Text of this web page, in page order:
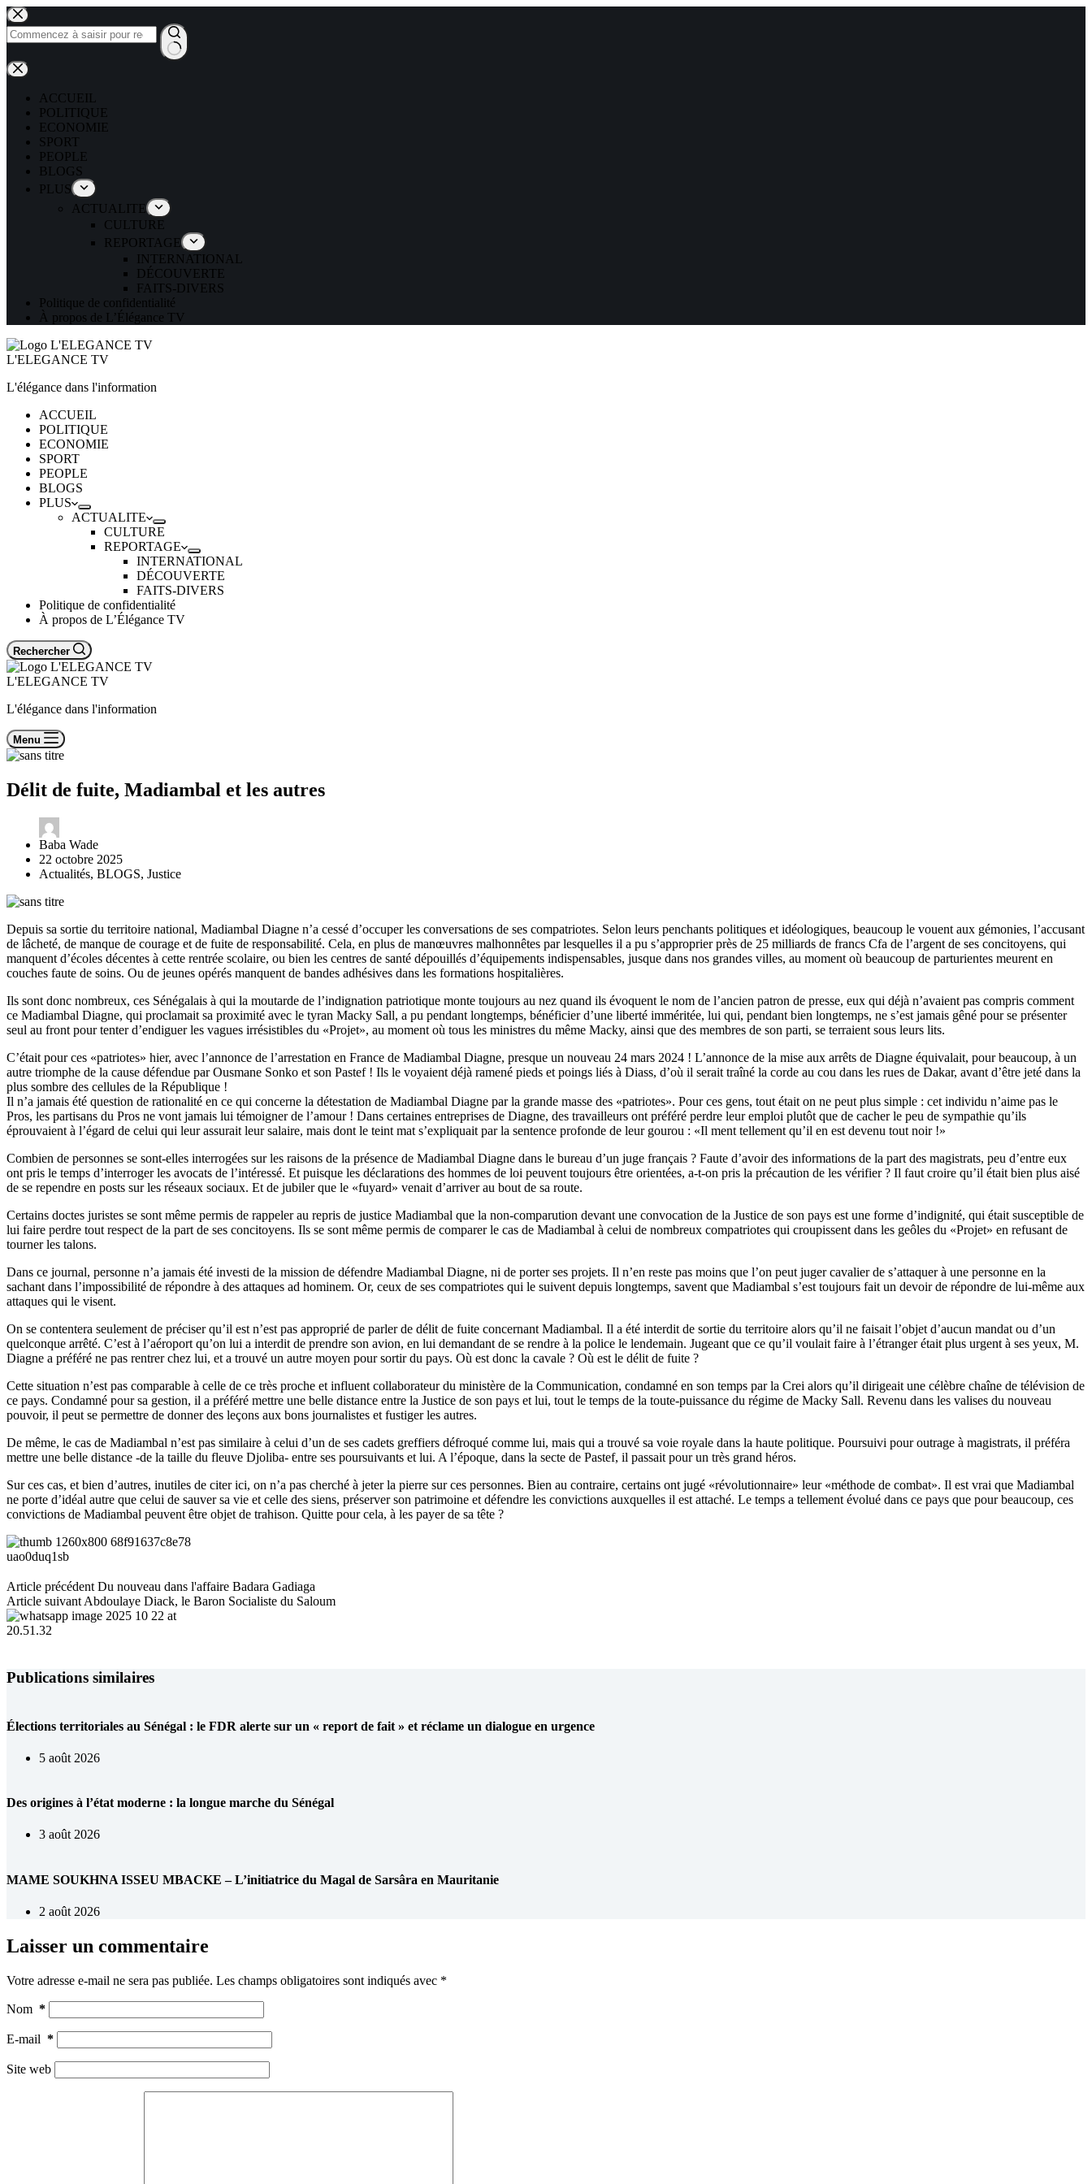
ACCUEIL
POLITIQUE
ECONOMIE
SPORT
PEOPLE
BLOGS
PLUS
ACTUALITE
CULTURE
REPORTAGE
INTERNATIONAL
DÉCOUVERTE
FAITS-DIVERS
Politique de confidentialité
À propos de L’Élégance TV
L'ELEGANCE TV
L'élégance dans l'information
ACCUEIL
POLITIQUE
ECONOMIE
SPORT
PEOPLE
BLOGS
PLUS
ACTUALITE
CULTURE
REPORTAGE
INTERNATIONAL
DÉCOUVERTE
FAITS-DIVERS
Politique de confidentialité
À propos de L’Élégance TV
Rechercher
L'ELEGANCE TV
L'élégance dans l'information
Menu
Délit de fuite, Madiambal et les autres
Baba Wade
22 octobre 2025
Actualités, BLOGS, Justice
Depuis sa sortie du territoire national, Madiambal Diagne n’a cessé d’occuper les conversations de ses compatriotes. Selon leurs penchants politiques et idéologiques, beaucoup le vouent aux gémonies, l’accusant
de lâcheté, de manque de courage et de fuite de responsabilité. Cela, en plus de manœuvres malhonnêtes par lesquelles il a pu s’approprier près de 25 milliards de francs Cfa de l’argent de ses concitoyens, qui
manquent d’écoles décentes à cette rentrée scolaire, ou bien les centres de santé dépouillés d’équipements indispensables, jusque dans nos grandes villes, au moment où beaucoup de parturientes meurent en
couches faute de soins. Ou de jeunes opérés manquent de bandes adhésives dans les formations hospitalières.
Ils sont donc nombreux, ces Sénégalais à qui la moutarde de l’indignation patriotique monte toujours au nez quand ils évoquent le nom de l’ancien patron de presse, eux qui déjà n’avaient pas compris comment
ce Madiambal Diagne, qui proclamait sa proximité avec le tyran Macky Sall, a pu pendant longtemps, bénéficier d’une liberté imméritée, lui qui, pendant bien longtemps, ne s’est jamais gêné pour se présenter
seul au front pour tenter d’endiguer les vagues irrésistibles du «Projet», au moment où tous les ministres du même Macky, ainsi que des membres de son parti, se terraient sous leurs lits.
C’était pour ces «patriotes» hier, avec l’annonce de l’arrestation en France de Madiambal Diagne, presque un nouveau 24 mars 2024 ! L’annonce de la mise aux arrêts de Diagne équivalait, pour beaucoup, à un
autre triomphe de la cause défendue par Ousmane Sonko et son Pastef ! Ils le voyaient déjà ramené pieds et poings liés à Diass, d’où il serait traîné la corde au cou dans les rues de Dakar, avant d’être jeté dans la
plus sombre des cellules de la République !
Il n’a jamais été question de rationalité en ce qui concerne la détestation de Madiambal Diagne par la grande masse des «patriotes». Pour ces gens, tout était on ne peut plus simple : cet individu n’aime pas le
Pros, les partisans du Pros ne vont jamais lui témoigner de l’amour ! Dans certaines entreprises de Diagne, des travailleurs ont préféré perdre leur emploi plutôt que de cacher le peu de sympathie qu’ils
éprouvaient à l’égard de celui qui leur assurait leur salaire, mais dont le teint mat s’expliquait par la sentence profonde de leur gourou : «Il ment tellement qu’il en est devenu tout noir !»
Combien de personnes se sont-elles interrogées sur les raisons de la présence de Madiambal Diagne dans le bureau d’un juge français ? Faute d’avoir des informations de la part des magistrats, peu d’entre eux
ont pris le temps d’interroger les avocats de l’intéressé. Et puisque les déclarations des hommes de loi peuvent toujours être orientées, a-t-on pris la précaution de les vérifier ? Il faut croire qu’il était bien plus aisé
de se rependre en posts sur les réseaux sociaux. Et de jubiler que le «fuyard» venait d’arriver au bout de sa route.
Certains doctes juristes se sont même permis de rappeler au repris de justice Madiambal que la non-comparution devant une convocation de la Justice de son pays est une forme d’indignité, qui était susceptible de
lui faire perdre tout respect de la part de ses concitoyens. Ils se sont même permis de comparer le cas de Madiambal à celui de nombreux compatriotes qui croupissent dans les geôles du «Projet» en refusant de
tourner les talons.
Dans ce journal, personne n’a jamais été investi de la mission de défendre Madiambal Diagne, ni de porter ses projets. Il n’en reste pas moins que l’on peut juger cavalier de s’attaquer à une personne en la
sachant dans l’impossibilité de répondre à des attaques ad hominem. Or, ceux de ses compatriotes qui le suivent depuis longtemps, savent que Madiambal s’est toujours fait un devoir de répondre de lui-même aux
attaques qui le visent.
On se contentera seulement de préciser qu’il est n’est pas approprié de parler de délit de fuite concernant Madiambal. Il a été interdit de sortie du territoire alors qu’il ne faisait l’objet d’aucun mandat ou d’un
quelconque arrêté. C’est à l’aéroport qu’on lui a interdit de prendre son avion, en lui demandant de se rendre à la police le lendemain. Jugeant que ce qu’il voulait faire à l’étranger était plus urgent à ses yeux, M.
Diagne a préféré ne pas rentrer chez lui, et a trouvé un autre moyen pour sortir du pays. Où est donc la cavale ? Où est le délit de fuite ?
Cette situation n’est pas comparable à celle de ce très proche et influent collaborateur du ministère de la Communication, condamné en son temps par la Crei alors qu’il dirigeait une célèbre chaîne de télévision de
ce pays. Condamné pour sa gestion, il a préféré mettre une belle distance entre la Justice de son pays et lui, tout le temps de la toute-puissance du régime de Macky Sall. Revenu dans les valises du nouveau
pouvoir, il peut se permettre de donner des leçons aux bons journalistes et fustiger les autres.
De même, le cas de Madiambal n’est pas similaire à celui d’un de ses cadets greffiers défroqué comme lui, mais qui a trouvé sa voie royale dans la haute politique. Poursuivi pour outrage à magistrats, il préféra
mettre une belle distance -de la taille du fleuve Djoliba- entre ses poursuivants et lui. A l’époque, dans la secte de Pastef, il passait pour un très grand héros.
Sur ces cas, et bien d’autres, inutiles de citer ici, on n’a pas cherché à jeter la pierre sur ces personnes. Bien au contraire, certains ont jugé «révolutionnaire» leur «méthode de combat». Il est vrai que Madiambal
ne porte d’idéal autre que celui de sauver sa vie et celle des siens, préserver son patrimoine et défendre les convictions auxquelles il est attaché. Le temps a tellement évolué dans ce pays que pour beaucoup, ces
convictions de Madiambal peuvent être objet de trahison. Quitte pour cela, à les payer de sa tête ?
Article précédent Du nouveau dans l'affaire Badara Gadiaga
Article suivant Abdoulaye Diack, le Baron Socialiste du Saloum
Publications similaires
Élections territoriales au Sénégal : le FDR alerte sur un « report de fait » et réclame un dialogue en urgence
5 août 2026
Des origines à l’état moderne : la longue marche du Sénégal
3 août 2026
MAME SOUKHNA ISSEU MBACKE – L’initiatrice du Magal de Sarsâra en Mauritanie
2 août 2026
Laisser un commentaire
Votre adresse e-mail ne sera pas publiée. Les champs obligatoires sont indiqués avec *
Nom *
E-mail *
Site web